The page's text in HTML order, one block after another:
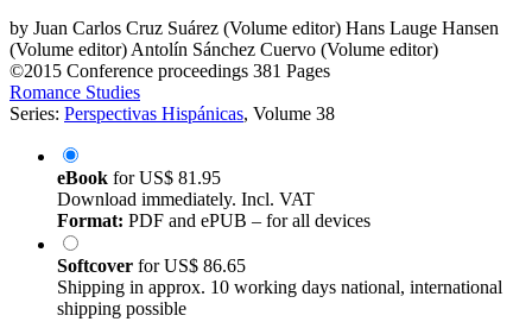
by Juan Carlos Cruz Suárez (Volume editor) Hans Lauge Hansen
(Volume editor)Antolín Sánchez Cuervo (Volume editor)
©2015 Conference proceedings 381 Pages
Romance Studies
Series: Perspectivas Hispánicas, Volume 38
eBook forUS$ 81.95
Download immediately. Incl. VAT
Format: PDF and ePUB – for all devices
Softcover forUS$ 86.65
Shipping in approx. 10 working days national, international
shipping possible